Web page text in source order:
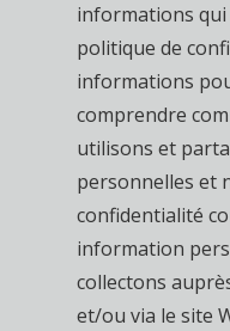
informations
politique de
informations
comprendre
utilisons et
personnelles et
confidentialité
information
collectons
et/ou via le site